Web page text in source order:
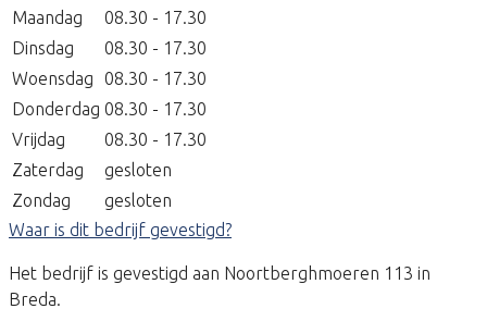
Maandag
08.30 - 17.30
Dinsdag
08.30 - 17.30
Woensdag
08.30 - 17.30
Donderdag 08.30 - 17.30
Vrijdag
08.30 - 17.30
Zaterdag
gesloten
Zondag
gesloten
Waar is dit bedrijf gevestigd?
Het bedrijf is gevestigd aan Noortberghmoeren 113 in
Breda.